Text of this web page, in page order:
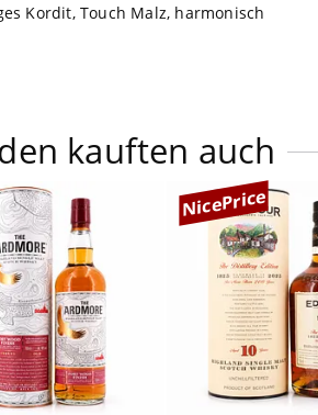
Kordit, Touch Malz, harmonisch
kauften auch
NicePrice